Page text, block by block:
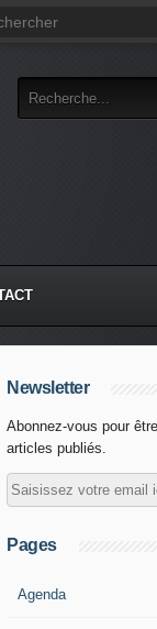
Newsletter
Abonnez-vous pour
articles publiés.
Pages
Agenda